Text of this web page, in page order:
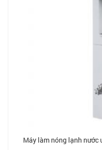
Máy làm nóng lạnh nước